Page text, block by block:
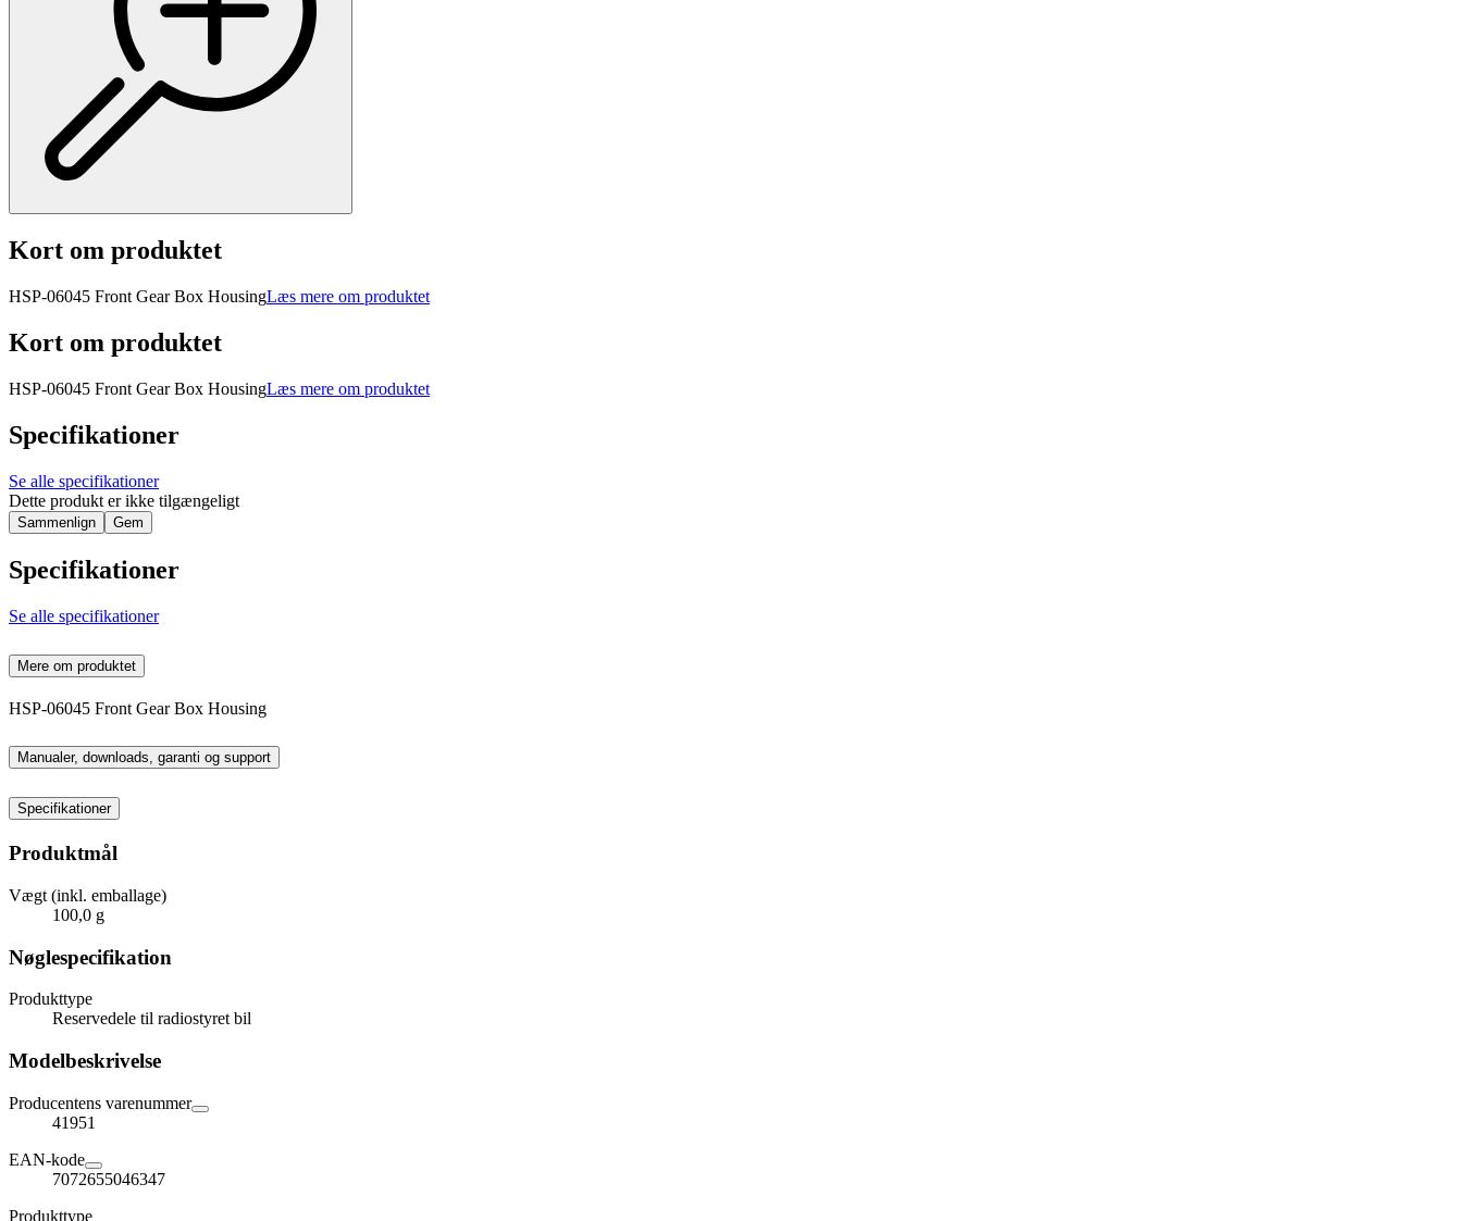
Kort om produktet
HSP-06045 Front Gear Box HousingLæs mere om produktet
Kort om produktet
HSP-06045 Front Gear Box HousingLæs mere om produktet
Specifikationer
Se alle specifikationer
Dette produkt er ikke tilgængeligt
Sammenlign Gem
Specifikationer
Se alle specifikationer
Mere om produktet
HSP-06045 Front Gear Box Housing
Manualer, downloads, garanti og support
Specifikationer
Produktmål
Vægt (inkl. emballage)
100,0 g
Nøglespecifikation
Produkttype
Reservedele til radiostyret bil
Modelbeskrivelse
Producentens varenummer
41951
EAN-kode
7072655046347
Produkttype